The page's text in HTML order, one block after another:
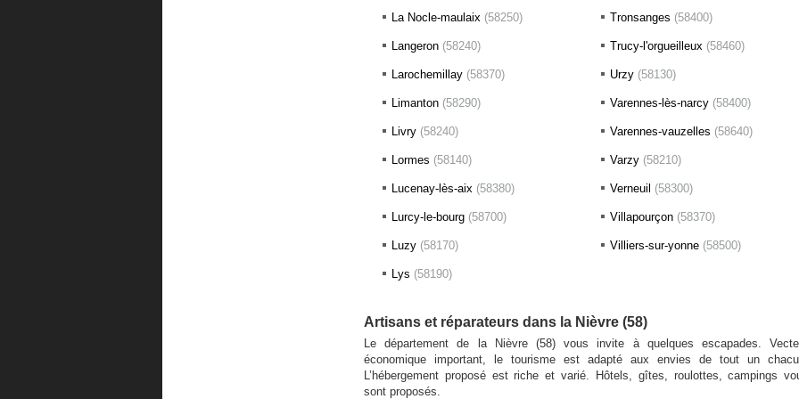
La Nocle-maulaix (58250)
Langeron (58240)
Larochemillay (58370)
Limanton (58290)
Livry (58240)
Lormes (58140)
Lucenay-lès-aix (58380)
Lurcy-le-bourg (58700)
Luzy (58170)
Lys (58190)
Tronsanges (58400)
Trucy-l'orgueilleux (58460)
Urzy (58130)
Varennes-lès-narcy (58400)
Varennes-vauzelles (58640)
Varzy (58210)
Verneuil (58300)
Villapourçon (58370)
Villiers-sur-yonne (58500)
Artisans et réparateurs dans la Nièvre (58)
Le département de la Nièvre (58) vous invite à quelques escapades.
économique important, le tourisme est adapté aux envies de tout un
L’hébergement proposé est riche et varié. Hôtels, gîtes, roulottes, campings
sont proposés.